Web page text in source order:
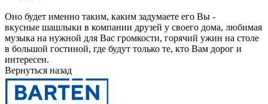
Оно будет именно таким, каким задумаете его Вы -
вкусные шашлыки в компании друзей у своего дома, любимая
музыка на нужной для Вас громкости, горячий ужин на столе
в большой гостиной, где будут только те, кто Вам дорог и
интересен.
Вернуться назад